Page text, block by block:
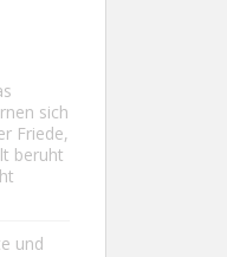
sich
Friede,
beruht
und